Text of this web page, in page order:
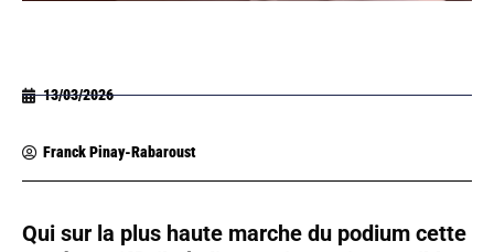
13/03/2026
Franck Pinay-Rabaroust
Qui sur la plus haute marche du podium cette